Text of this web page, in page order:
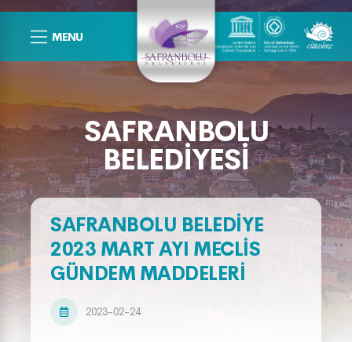
MENU
SAFRANBOLU
BELEDIYESI
SAFRANBOLU BELEDİYE
2023 MART AYI MECLİS
GÜNDEM MADDELERİ
2023-02-24